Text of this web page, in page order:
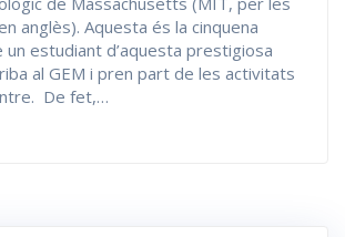
anglès). Aquesta és la cinquena
un estudiant d’aquesta prestigiosa
al GEM i pren part de les activitats
De fet,…